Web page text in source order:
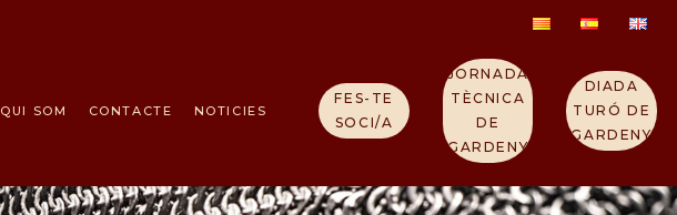
QUI SOM CONTACTE NOTICIES
FES-TE
SOCI/A
JORNADA
TÈCNICA
DE
GARDENY
DIADA
TURÓ DE
GARDENY